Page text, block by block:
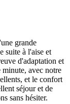
grande
suite à l'aise et
d'adaptation et
minute, avec notre
et le confort
séjour et de
sans hésiter.